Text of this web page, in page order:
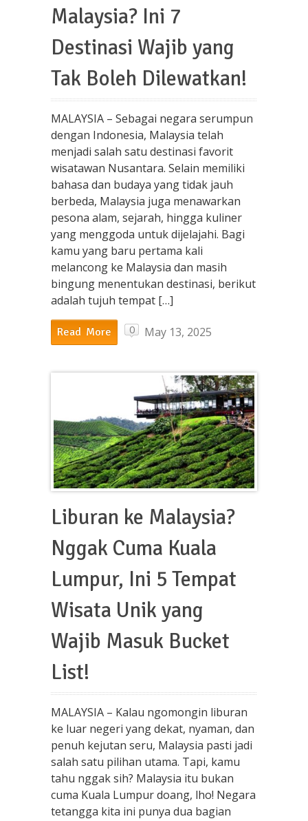
Malaysia? Ini 7
Destinasi Wajib yang
Tak Boleh Dilewatkan!
MALAYSIA – Sebagai negara serumpun
dengan Indonesia, Malaysia telah
menjadi salah satu destinasi favorit
wisatawan Nusantara. Selain memiliki
bahasa dan budaya yang tidak jauh
berbeda, Malaysia juga menawarkan
pesona alam, sejarah, hingga kuliner
yang menggoda untuk dijelajahi. Bagi
kamu yang baru pertama kali
melancong ke Malaysia dan masih
bingung menentukan destinasi, berikut
adalah tujuh tempat […]
Read More 0 May 13, 2025
Liburan ke Malaysia?
Nggak Cuma Kuala
Lumpur, Ini 5 Tempat
Wisata Unik yang
Wajib Masuk Bucket
List!
MALAYSIA – Kalau ngomongin liburan
ke luar negeri yang dekat, nyaman, dan
penuh kejutan seru, Malaysia pasti jadi
salah satu pilihan utama. Tapi, kamu
tahu nggak sih? Malaysia itu bukan
cuma Kuala Lumpur doang, lho! Negara
tetangga kita ini punya dua bagian